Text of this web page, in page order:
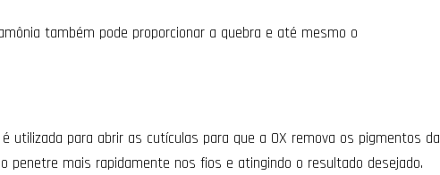
também pode proporcionar a quebra e até mesmo o
utilizada para abrir as cutículas para que a OX remova os pigmentos da
penetre mais rapidamente nos fios e atingindo o resultado desejado.